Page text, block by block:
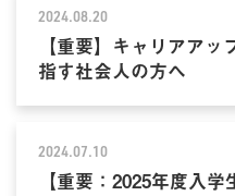
2024.08.20
【重要】キャリアア
指す社会人の方へ
2024.07.10
【重要：2025年度入